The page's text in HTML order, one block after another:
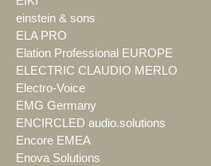
einstein & sons
ELA PRO
Elation Professional EUROPE
ELECTRIC CLAUDIO MERLO
Electro-Voice
EMG Germany
ENCIRCLED audio.solutions
Encore EMEA
Enova Solutions